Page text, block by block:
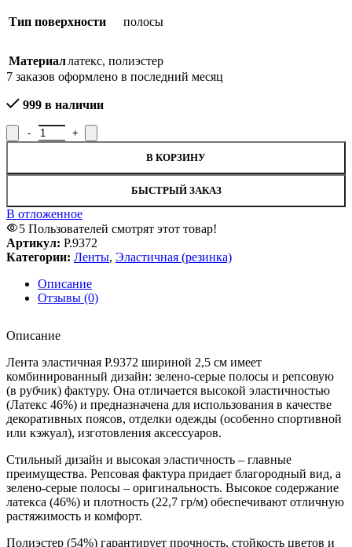
Тип поверхности полосы
Материаллатекс, полиэстер
7 заказов оформлено в последний месяц
999 в наличии
Количество товара Лента эластичная Р.9372, ширина 2,5 см
В КОРЗИНУ
БЫСТРЫЙ ЗАКАЗ
В отложенное
5 Пользователей смотрят этот товар!
Артикул: Р.9372
Категории: Ленты, Эластичная (резинка)
Описание
Отзывы (0)
Описание
Лента эластичная Р.9372 шириной 2,5 см имеет
комбинированный дизайн: зелено-серые полосы и репсовую
(в рубчик) фактуру. Она отличается высокой эластичностью
(Латекс 46%) и предназначена для использования в качестве
декоративных поясов, отделки одежды (особенно спортивной
или кэжуал), изготовления аксессуаров.
Стильный дизайн и высокая эластичность – главные
преимущества. Репсовая фактура придает благородный вид, а
зелено-серые полосы – оригинальность. Высокое содержание
латекса (46%) и плотность (22,7 гр/м) обеспечивают отличную
растяжимость и комфорт.
Полиэстер (54%) гарантирует прочность, стойкость цветов и